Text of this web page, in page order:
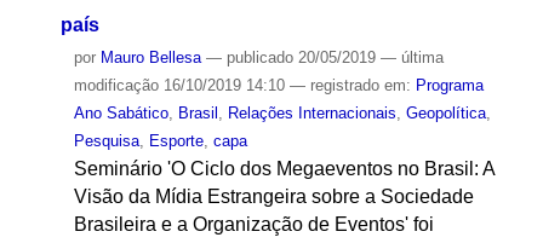
país
por Mauro Bellesa — publicado20/05/2019 — última
modificação16/10/2019 14:10 — registrado em: Programa
Ano Sabático, Brasil , Relações Internacionais, Geopolítica,
Pesquisa, Esporte, capa
Seminário 'O Ciclo dos Megaeventos no Brasil: A
Visão da Mídia Estrangeira sobre a Sociedade
Brasileira e a Organização de Eventos' foi